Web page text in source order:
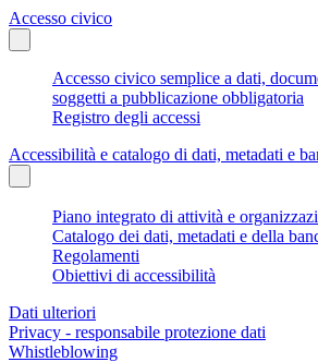
Accesso civico
Accesso civico semplice a dati,
soggetti a pubblicazione obbligatoria
Registro degli accessi
Accessibilità e catalogo di dati, metadati e
Piano integrato di attività e
Catalogo dei dati, metadati e della
Regolamenti
Obiettivi di accessibilità
Dati ulteriori
Privacy - responsabile protezione dati
Whistleblowing